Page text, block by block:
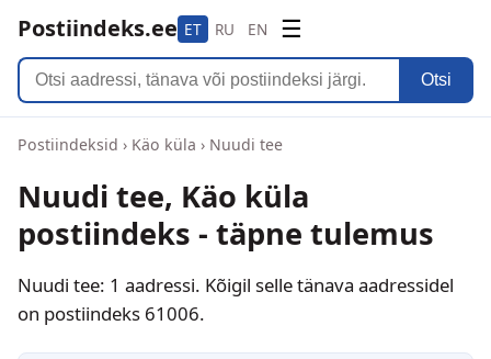
Postiindeks.ee ET RU EN ☰
Otsi
Postiindeksid › Käo küla › Nuudi tee
Nuudi tee, Käo küla
postiindeks - täpne tulemus
Nuudi tee: 1 aadressi. Kõigil selle tänava aadressidel
on postiindeks 61006.